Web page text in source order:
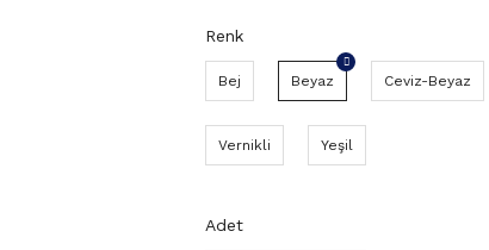
Renk
Bej Beyaz Ceviz-Beyaz
Vernikli Yeşil
Adet